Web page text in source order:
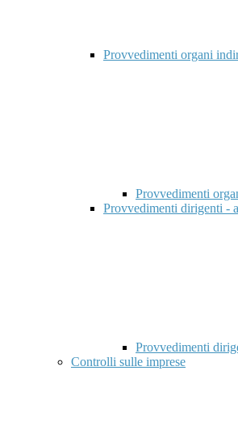
Provvedimenti organi
Provvedimenti
Provvedimenti dirigenti -
Provvedimenti
Controlli sulle imprese